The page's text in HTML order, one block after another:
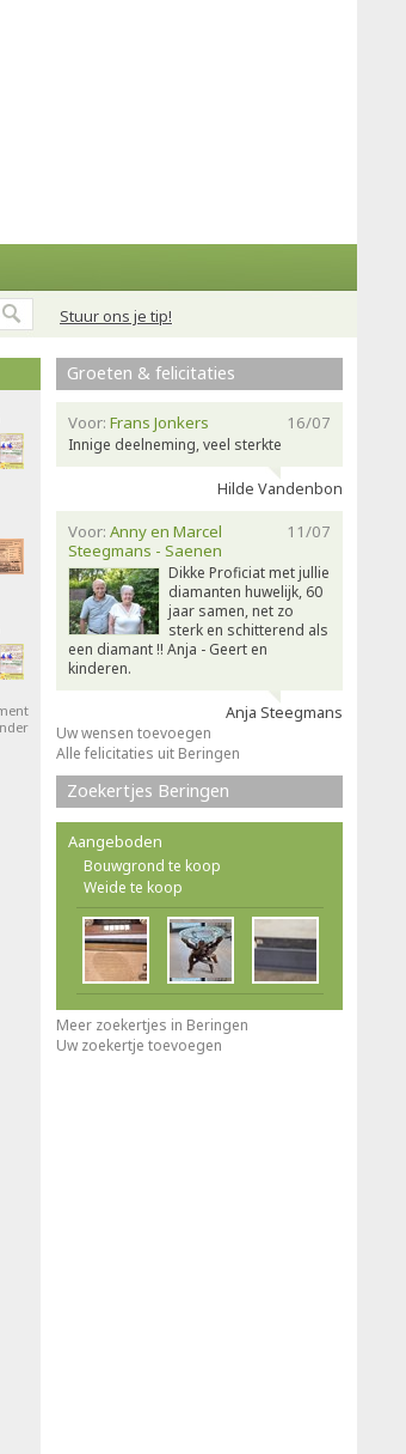
Stuur ons je tip!
Groeten & felicitaties
16/07
Voor: Frans Jonkers
Innige deelneming, veel sterkte
Hilde Vandenbon
11/07
Voor: Anny en Marcel
Steegmans - Saenen
Dikke Proficiat met jullie
diamanten huwelijk, 60
jaar samen, net zo
sterk en schitterend als
een diamant !! Anja - Geert en
kinderen.
Anja Steegmans
Uw wensen toevoegen
Alle felicitaties uit Beringen
Zoekertjes Beringen
Aangeboden
Bouwgrond te koop
Weide te koop
Meer zoekertjes in Beringen
Uw zoekertje toevoegen